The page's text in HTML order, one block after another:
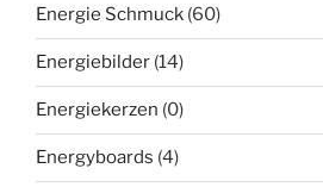
Energie Schmuck (60)
Energiebilder (14)
Energiekerzen (0)
Energyboards (4)